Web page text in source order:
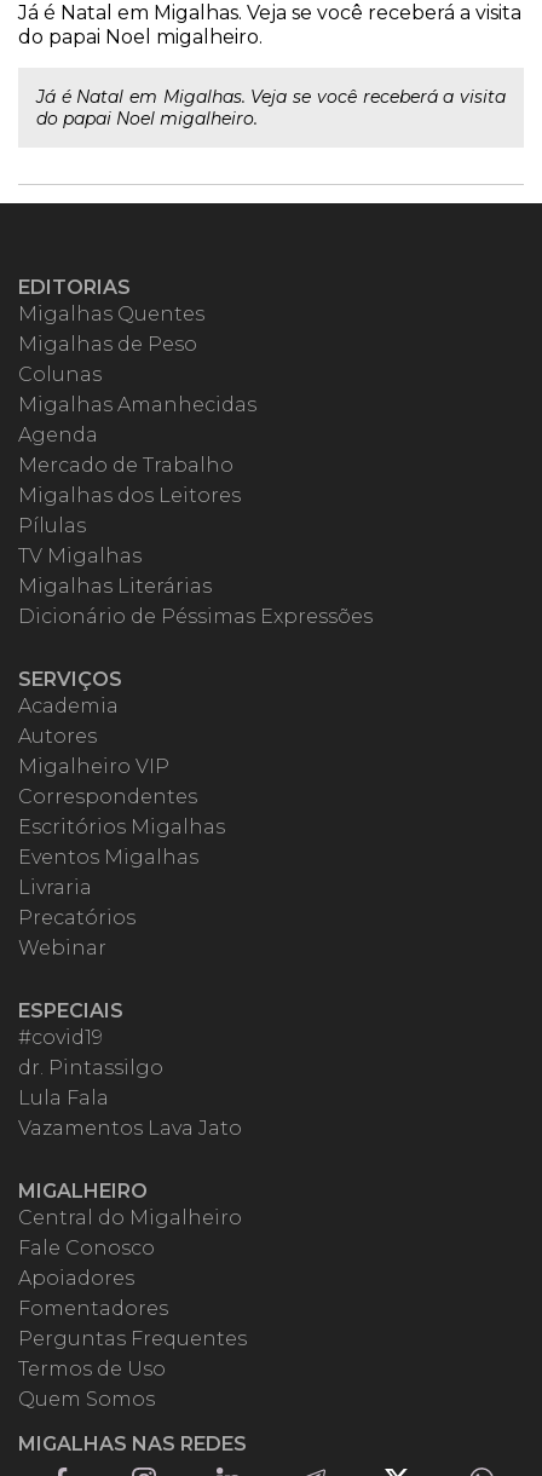
Já é Natal em Migalhas. Veja se você receberá a visita
do papai Noel migalheiro.
Já é Natal em Migalhas. Veja se você receberá a visita
do papai Noel migalheiro.
EDITORIAS
Migalhas Quentes
Migalhas de Peso
Colunas
Migalhas Amanhecidas
Agenda
Mercado de Trabalho
Migalhas dos Leitores
Pílulas
TV Migalhas
Migalhas Literárias
Dicionário de Péssimas Expressões
SERVIÇOS
Academia
Autores
Migalheiro VIP
Correspondentes
Escritórios Migalhas
Eventos Migalhas
Livraria
Precatórios
Webinar
ESPECIAIS
#covid19
dr. Pintassilgo
Lula Fala
Vazamentos Lava Jato
MIGALHEIRO
Central do Migalheiro
Fale Conosco
Apoiadores
Fomentadores
Perguntas Frequentes
Termos de Uso
Quem Somos
MIGALHAS NAS REDES